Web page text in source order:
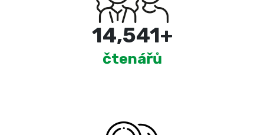
15,000+
čtenářů